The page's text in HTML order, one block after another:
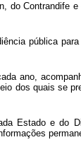
do Contrandife e
pública
ano,
dos quais se
Estado e do